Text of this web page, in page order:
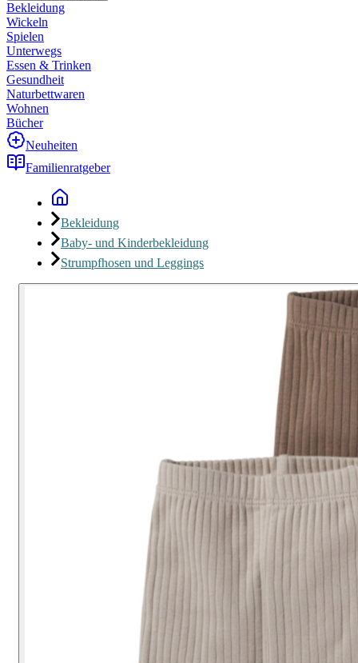
Bekleidung
Wickeln
Spielen
Unterwegs
Essen & Trinken
Gesundheit
Naturbettwaren
Wohnen
Bücher
Neuheiten
Familienratgeber
Bekleidung
Baby- und Kinderbekleidung
Strumpfhosen und Leggings